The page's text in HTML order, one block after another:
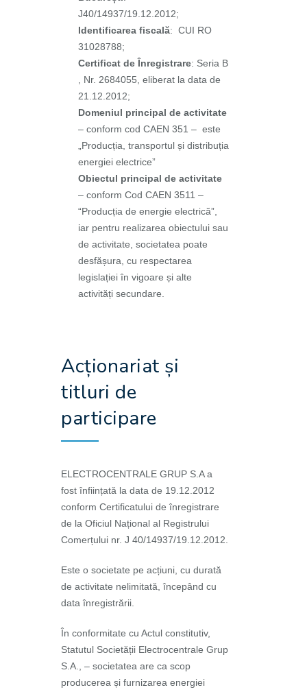
J40/14937/19.12.2012;
Identificarea fiscală: CUI RO
31028788;
Certificat de Înregistrare: Seria B
, Nr. 2684055, eliberat la data de
21.12.2012;
Domeniul principal de activitate
– conform cod CAEN 351 – este
„Producția, transportul și distribuția
energiei electrice”
Obiectul principal de activitate
– conform Cod CAEN 3511 –
“Producția de energie electrică”,
iar pentru realizarea obiectului sau
de activitate, societatea poate
desfășura, cu respectarea
legislației în vigoare și alte
activități secundare.
Acționariat și
titluri de
participare
ELECTROCENTRALE GRUP S.A a
fost înființată la data de 19.12.2012
conform Certificatului de înregistrare
de la Oficiul Național al Registrului
Comerțului nr. J 40/14937/19.12.2012.
Este o societate pe acțiuni, cu durată
de activitate nelimitată, începând cu
data înregistrării.
În conformitate cu Actul constitutiv,
Statutul Societății Electrocentrale Grup
S.A., – societatea are ca scop
producerea și furnizarea energiei